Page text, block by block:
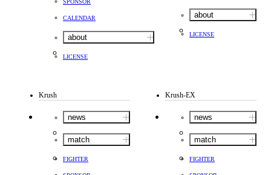
SPONSOR
CALENDAR
about
LICENSE
about
LICENSE
Krush
news
match
FIGHTER
Krush-EX
news
match
FIGHTER